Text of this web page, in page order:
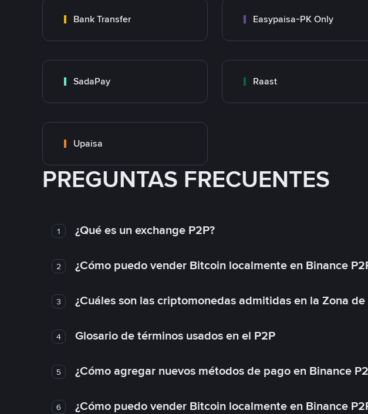
Bank Transfer Easypaisa-PK Only
SadaPay Raast
Upaisa
PREGUNTAS FRECUENTES
1 ¿Qué es un exchange P2P?
2 ¿Cómo puedo vender Bitcoin localmente en Binance
3 ¿Cuáles son las criptomonedas admitidas en la Zona de
4 Glosario de términos usados en el P2P
5 ¿Cómo agregar nuevos métodos de pago en Binance
6 ¿Cómo puedo vender Bitcoin localmente en Binance